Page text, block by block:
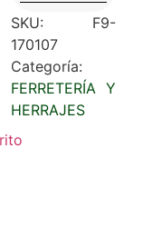
SKU: F9-
170107
Categoría:
FERRETERÍA Y
HERRAJES